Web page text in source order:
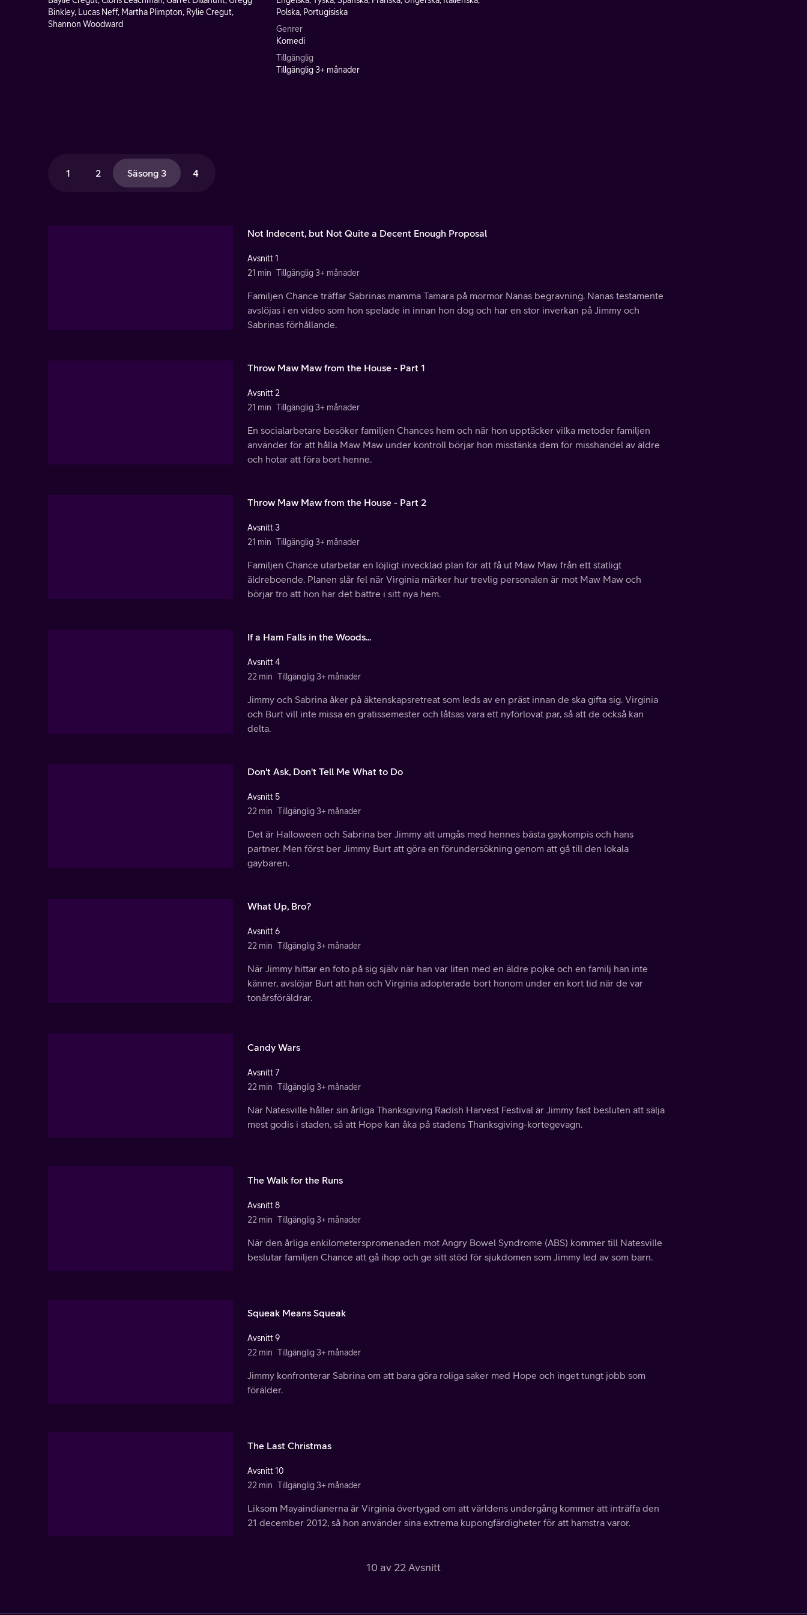
Binkley, Lucas Neff, Martha Plimpton, Rylie Cregut,
Shannon Woodward
Polska, Portugisiska
Genrer
Komedi
Tillgänglig
Tillgänglig 3+ månader
1 2 Säsong 3 4
Not Indecent, but Not Quite a Decent Enough Proposal
Avsnitt 1
21 min Tillgänglig 3+ månader
Familjen Chance träffar Sabrinas mamma Tamara på mormor Nanas begravning. Nanas testamente
avslöjas i en video som hon spelade in innan hon dog och har en stor inverkan på Jimmy och
Sabrinas förhållande.
Throw Maw Maw from the House - Part 1
Avsnitt 2
21 min Tillgänglig 3+ månader
En socialarbetare besöker familjen Chances hem och när hon upptäcker vilka metoder familjen
använder för att hålla Maw Maw under kontroll börjar hon misstänka dem för misshandel av äldre
och hotar att föra bort henne.
Throw Maw Maw from the House - Part 2
Avsnitt 3
21 min Tillgänglig 3+ månader
Familjen Chance utarbetar en löjligt invecklad plan för att få ut Maw Maw från ett statligt
äldreboende. Planen slår fel när Virginia märker hur trevlig personalen är mot Maw Maw och
börjar tro att hon har det bättre i sitt nya hem.
If a Ham Falls in the Woods...
Avsnitt 4
22 min Tillgänglig 3+ månader
Jimmy och Sabrina åker på äktenskapsretreat som leds av en präst innan de ska gifta sig. Virginia
och Burt vill inte missa en gratissemester och låtsas vara ett nyförlovat par, så att de också kan
delta.
Don't Ask, Don't Tell Me What to Do
Avsnitt 5
22 min Tillgänglig 3+ månader
Det är Halloween och Sabrina ber Jimmy att umgås med hennes bästa gaykompis och hans
partner. Men först ber Jimmy Burt att göra en förundersökning genom att gå till den lokala
gaybaren.
What Up, Bro?
Avsnitt 6
22 min Tillgänglig 3+ månader
När Jimmy hittar en foto på sig själv när han var liten med en äldre pojke och en familj han inte
känner, avslöjar Burt att han och Virginia adopterade bort honom under en kort tid när de var
tonårsföräldrar.
Candy Wars
Avsnitt 7
22 min Tillgänglig 3+ månader
När Natesville håller sin årliga Thanksgiving Radish Harvest Festival är Jimmy fast besluten att sälja
mest godis i staden, så att Hope kan åka på stadens Thanksgiving-kortegevagn.
The Walk for the Runs
Avsnitt 8
22 min Tillgänglig 3+ månader
När den årliga enkilometerspromenaden mot Angry Bowel Syndrome (ABS) kommer till Natesville
beslutar familjen Chance att gå ihop och ge sitt stöd för sjukdomen som Jimmy led av som barn.
Squeak Means Squeak
Avsnitt 9
22 min Tillgänglig 3+ månader
Jimmy konfronterar Sabrina om att bara göra roliga saker med Hope och inget tungt jobb som
förälder.
The Last Christmas
Avsnitt 10
22 min Tillgänglig 3+ månader
Liksom Mayaindianerna är Virginia övertygad om att världens undergång kommer att inträffa den
21 december 2012, så hon använder sina extrema kupongfärdigheter för att hamstra varor.
10 av 22 Avsnitt